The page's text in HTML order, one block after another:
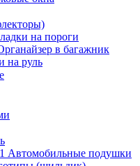
на пороги
в багажник
на руль
Автомобильные подушки